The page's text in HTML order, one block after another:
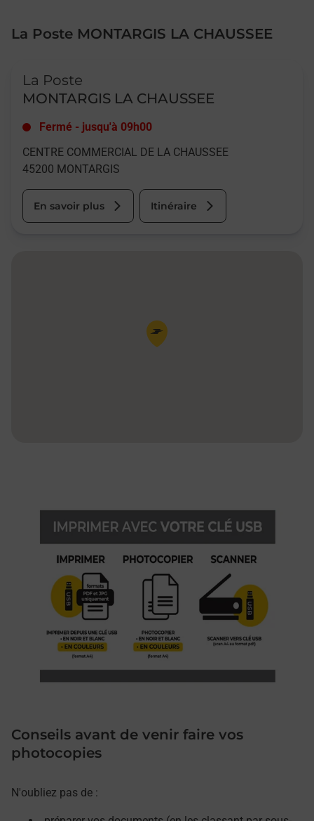
La Poste MONTARGIS LA CHAUSSEE
La Poste
MONTARGIS LA CHAUSSEE
Fermé - jusqu'à 09h00
CENTRE COMMERCIAL DE LA CHAUSSEE
45200 MONTARGIS
En savoir plus Itinéraire
Pin de la carte
Conseils avant de venir faire vos
photocopies
N'oubliez pas de :